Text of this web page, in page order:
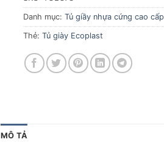
Danh mục: Tủ giầy nhựa cứng cao cấp
Thẻ: Tủ giày Ecoplast
MÔ TẢ